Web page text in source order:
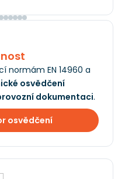
normám EN 14960 a
osvědčení
dokumentaci.
osvědčení